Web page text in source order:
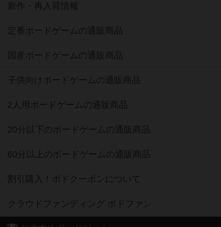
新作・再入荷情報
定番ボードゲームの通販商品
国産ボードゲームの通販商品
子供向けボードゲームの通販商品
2人用ボードゲームの通販商品
20分以下のボードゲームの通販商品
60分以上のボードゲームの通販商品
割引購入！ボドクーポンについて
クラウドファンディング ボドファン